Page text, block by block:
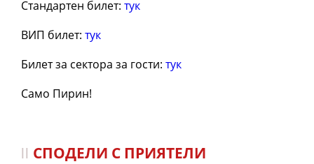
Стандартен билет: тук
ВИП билет: тук
Билет за сектора за гости: тук
Само Пирин!
СПОДЕЛИ С ПРИЯТЕЛИ